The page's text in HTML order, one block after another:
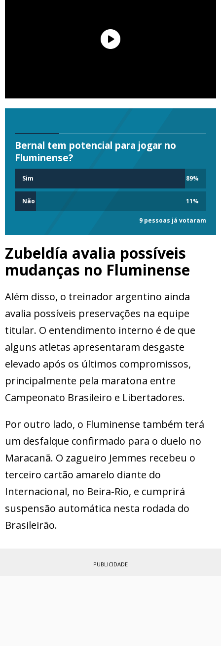
Bernal tem potencial para jogar no
Fluminense?
Sim 89%
Não 11%
9 pessoas já votaram
Zubeldía avalia possíveis
mudanças no Fluminense
Além disso, o treinador argentino ainda
avalia possíveis preservações na equipe
titular. O entendimento interno é de que
alguns atletas apresentaram desgaste
elevado após os últimos compromissos,
principalmente pela maratona entre
Campeonato Brasileiro e Libertadores.
Por outro lado, o Fluminense também terá
um desfalque confirmado para o duelo no
Maracanã. O zagueiro Jemmes recebeu o
terceiro cartão amarelo diante do
Internacional, no Beira-Rio, e cumprirá
suspensão automática nesta rodada do
Brasileirão.
PUBLICIDADE